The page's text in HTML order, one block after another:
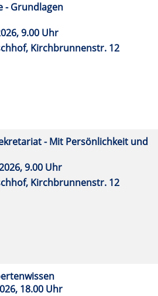
- Grundlagen
9.00 Uhr
Kirchbrunnenstr. 12
- Mit Persönlichkeit und
9.00 Uhr
Kirchbrunnenstr. 12
18.00 Uhr